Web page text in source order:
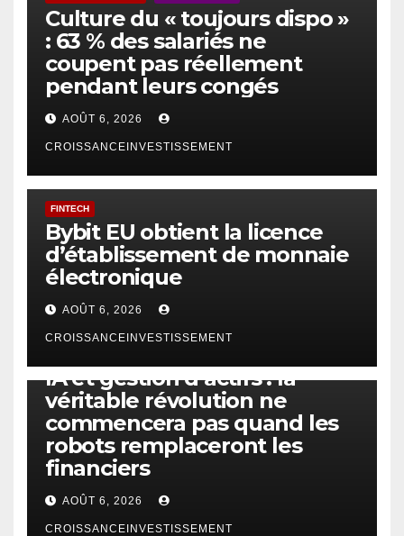
Culture du « toujours dispo »
: 63 % des salariés ne
coupent pas réellement
pendant leurs congés
AOÛT 6, 2026
CROISSANCEINVESTISSEMENT
FINTECH
Bybit EU obtient la licence
d’établissement de monnaie
électronique
AOÛT 6, 2026
CROISSANCEINVESTISSEMENT
IA et gestion d’actifs : la
véritable révolution ne
commencera pas quand les
robots remplaceront les
financiers
AOÛT 6, 2026
CROISSANCEINVESTISSEMENT